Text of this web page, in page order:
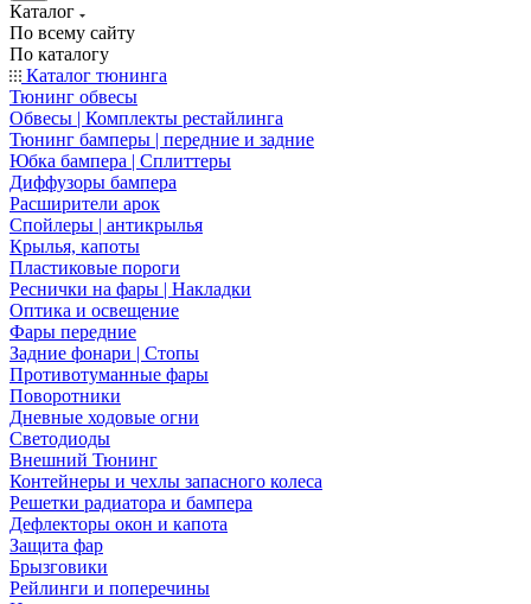
Каталог
По всему сайту
По каталогу
Каталог тюнинга
Тюнинг обвесы
Обвесы | Комплекты рестайлинга
Тюнинг бамперы | передние и задние
Юбка бампера | Сплиттеры
Диффузоры бампера
Расширители арок
Спойлеры | антикрылья
Крылья, капоты
Пластиковые пороги
Реснички на фары | Накладки
Оптика и освещение
Фары передние
Задние фонари | Стопы
Противотуманные фары
Поворотники
Дневные ходовые огни
Светодиоды
Внешний Тюнинг
Контейнеры и чехлы запасного колеса
Решетки радиатора и бампера
Дефлекторы окон и капота
Защита фар
Брызговики
Рейлинги и поперечины